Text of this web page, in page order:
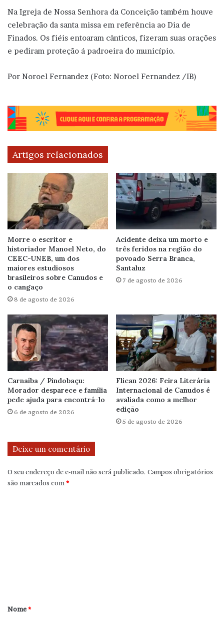
Na Igreja de Nossa Senhora da Conceição também houve
celebração da santa missa em referência ao Dia de
Finados. Os fiéis entoaram cânticos, fizeram suas orações
e pediram proteção á padroeira do município.
Por Noroel Fernandez (Foto: Noroel Fernandez /IB)
Artigos relacionados
Morre o escritor e
historiador Manoel Neto, do
CEEC-UNEB, um dos
maiores estudiosos
brasileiros sobre Canudos e
o cangaço
8 de agosto de 2026
Acidente deixa um morto e
três feridos na região do
povoado Serra Branca,
Santaluz
7 de agosto de 2026
Carnaíba / Pindobaçu:
Morador desparece e família
pede ajuda para encontrá-lo
6 de agosto de 2026
Flican 2026: Feira Literária
Internacional de Canudos é
avaliada como a melhor
edição
5 de agosto de 2026
Deixe um comentário
O seu endereço de e-mail não será publicado. Campos obrigatórios
são marcados com*
r
Nome*